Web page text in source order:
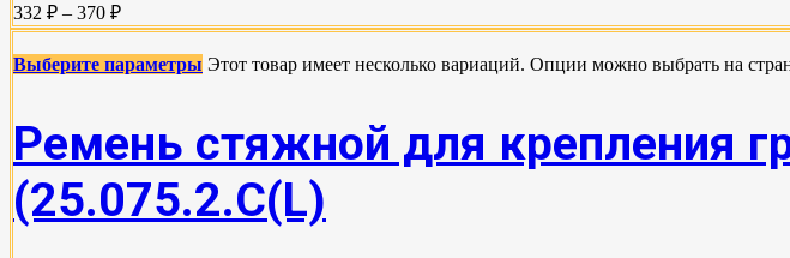
332 ₽ – 370 ₽
Выберите параметры Этот товар имеет несколько вариаций. Опции можно выбрать на
Ремень стяжной для крепления
(25.075.2.C(L)